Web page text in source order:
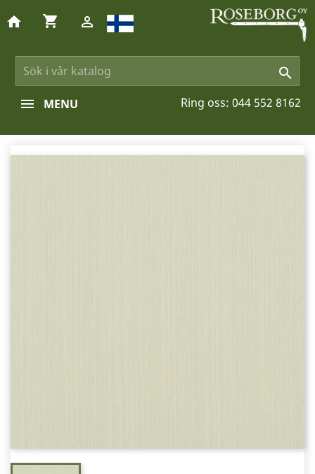

home shopping_cart 
Ring oss: 044 552 8162
MENU